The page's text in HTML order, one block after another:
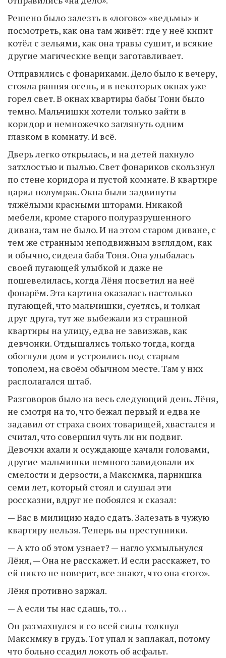
Решено было залезть в «логово» «ведьмы» и
посмотреть, как она там живёт: где у неё кипит
котёл с зельями, как она травы сушит, и всякие
другие магические вещи заготавливает.
Отправились с фонариками. Дело было к вечеру,
стояла ранняя осень, и в некоторых окнах уже
горел свет. В окнах квартиры бабы Тони было
темно. Мальчишки хотели только зайти в
коридор и немножечко заглянуть одним
глазком в комнату. И всё.
Дверь легко открылась, и на детей пахнуло
затхлостью и пылью. Свет фонариков скользнул
по стене коридора и пустой комнате. В квартире
царил полумрак. Окна были задвинуты
тяжёлыми красными шторами. Никакой
мебели, кроме старого полуразрушенного
дивана, там не было. И на этом старом диване, с
тем же странным неподвижным взглядом, как
и обычно, сидела баба Тоня. Она улыбалась
своей пугающей улыбкой и даже не
пошевелилась, когда Лёня посветил на неё
фонарём. Эта картина оказалась настолько
пугающей, что мальчишки, суетясь, и толкая
друг друга, тут же выбежали из страшной
квартиры на улицу, едва не завизжав, как
девчонки. Отдышались только тогда, когда
обогнули дом и устроились под старым
тополем, на своём обычном месте. Там у них
располагался штаб.
Разговоров было на весь следующий день. Лёня,
не смотря на то, что бежал первый и едва не
задавил от страха своих товарищей, хвастался и
считал, что совершил чуть ли ни подвиг.
Девочки ахали и осуждающе качали головами,
другие мальчишки немного завидовали их
смелости и дерзости, а Максимка, парнишка
семи лет, который стоял и слушал эти
россказни, вдруг не побоялся и сказал:
— Вас в милицию надо сдать. Залезать в чужую
квартиру нельзя. Теперь вы преступники.
— А кто об этом узнает? — нагло ухмыльнулся
Лёня, — Она не расскажет. И если расскажет, то
ей никто не поверит, все знают, что она «того».
Лёня противно заржал.
— А если ты нас сдашь, то…
Он размахнулся и со всей силы толкнул
Максимку в грудь. Тот упал и заплакал, потому
что больно ссадил локоть об асфальт.